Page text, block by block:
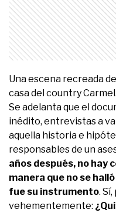
Una escena recreada
casa del country Carmel.
Se adelanta que el
inédito, entrevistas a
aquella historia e
responsables de un
años después, no hay
manera que no se
fue su instrumento.
vehementemente: